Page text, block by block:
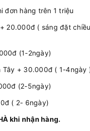
đơn hàng trên 1 triệu
20.000đ ( sáng đặt
(1-2ngày)
Tây + 30.000đ ( 1-4ngày
(2-5ngày)
( 2- 6ngày)
khi nhận hàng.